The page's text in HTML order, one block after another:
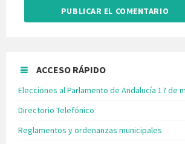
ACCESO RÁPIDO
Elecciones al Parlamento de Andalucía 17 de
Directorio Telefónico
Reglamentos y ordenanzas municipales